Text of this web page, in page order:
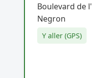
Boulevard de
Negron
Y aller (GPS)